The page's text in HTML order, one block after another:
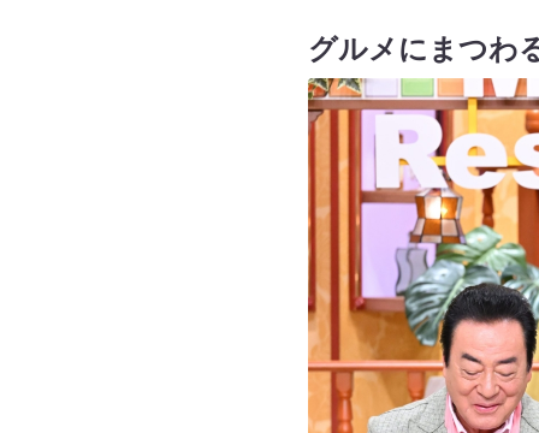
グルメにまつわ